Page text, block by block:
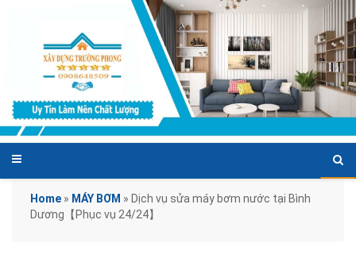
Home » MÁY BƠM » Dịch vụ sửa máy bơm nước tại Bình
Dương【Phục vụ 24/24】